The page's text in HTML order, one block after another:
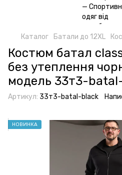
Каталог Батали до 12XL
Костюм батал
без утеплення
модель 33т3-
Артикул: 33т3-batal-black
НОВИНКА